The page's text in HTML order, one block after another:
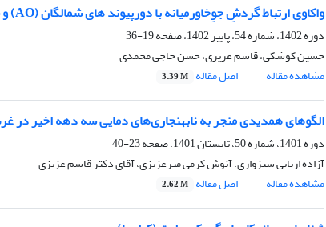
واکاوی ارتباط گردشِ جوِخاورمیانه با دورپیوند های شمالگان (AO) و شرق اقیانوس اطلس – غرب روسیه (EA-WR) در پاییز و زمستان
دوره 1402، شماره 54، پاییز 1402، صفحه
19-36
حسین کوشکی، قاسم عزیزی، حسن حاجی محمدی
مشاهده مقاله
اصل مقاله 3.39 M
الگوهای همدیدی منجر به نابهنجاری‌های دمایی سه دهه اخیر در
دوره 1401، شماره 50، تابستان 1401، صفحه
23-40
آزاده اربابی سبزواری، آنوش کرمی میرعزیزی، آقای دکتر قاسم عزیزی
مشاهده مقاله
اصل مقاله 2.62 M